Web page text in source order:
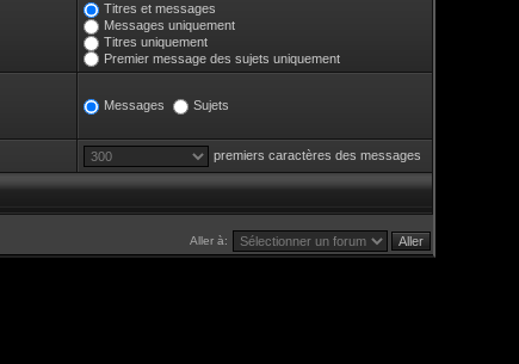
Titres et messages
Messages uniquement
Titres uniquement
Premier message des sujets uniquement
Messages Sujets
premiers caractères des messages
Aller à: